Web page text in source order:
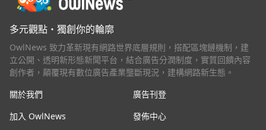
多元觀點・獨創你的輪廓
OwlNews 致力革新現有網路世界底層規則，搭配區塊鏈機制，建
立公開、透明新形態新聞平台，結合廣告分潤制度，實質回饋內容
創作者，顛覆現有數位廣告產業壟斷現況，建構網路新生態。
關於我們
廣告刊登
加入 OwlNews
發佈中心